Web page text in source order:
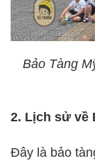
Bảo Tàng
2. Lịch sử về
Đây là bảo